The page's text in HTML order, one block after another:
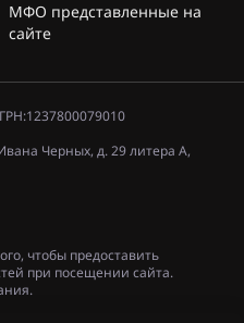
МФО представленные на
сайте
Черных, д. 29 литера А,
чтобы предоставить
при посещении сайта.